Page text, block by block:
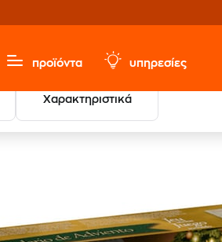
προϊόντα υπηρεσίες
Χαρακτηριστικά